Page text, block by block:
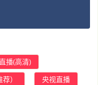
播(高清)
）
央视直播